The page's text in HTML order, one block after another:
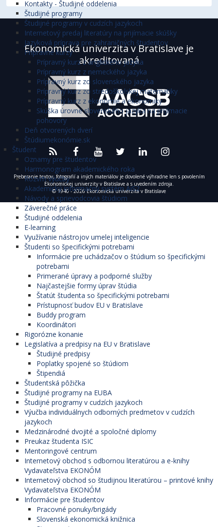
Kontakty - Študijné oddelenia
Študijné programy
Študijné programy v cudzích jazykoch
Internetový predaj literatúry na prijímacie skúšky
Jazyková príprava pre zahraničných študentov
Prípravné kurzy
Prípravný kurz z anglického jazyka
Prípravný kurz z nemeckého jazyka
Prípravný kurz zo slovenského jazyka
Prípravný kurz zo stredoškolskej matematiky
Prípravný kurz z ekonómie a ekonomiky
Skúška úrovne slovenského jazyka na prijímacie
pohovory
Deň otvorených dverí
Štúdiumekonómie.sk
Študent
Oznamy pre študentov
Harmonogram akademického roka
Rozvrh výučby
Akademický informačný systém AiS2
Návody a sprievodcovia štúdiom
Záverečné práce
Študijné oddelenia
E-learning
Využívanie nástrojov umelej inteligencie
Študenti so špecifickými potrebami
Informácie pre uchádzačov o štúdium so špecifickými
potrebami
Primerané úpravy a podporné služby
Najčastejšie formy úprav štúdia
Štatút študenta so špecifickými potrebami
Prístupnosť budov EU v Bratislave
Buddy program
Koordinátori
Rigorózne konanie
Legislatíva a predpisy na EU v Bratislave
Študijné predpisy
Poplatky spojené so štúdiom
Štipendiá
Študentská pôžička
Študijné programy na EUBA
Študijné programy v cudzích jazykoch
Výučba individuálnych odborných predmetov v cudzích
jazykoch
Medzinárodné dvojité a spoločné diplomy
Preukaz študenta ISIC
Mentoringové centrum
Internetový obchod s odbornou literatúrou a e-knihy
Vydavateľstva EKONÓM
Internetový obchod so študijnou literatúrou – printové knihy
Vydavateľstva EKONÓM
Informácie pre študentov
Pracovné ponuky/brigády
Slovenská ekonomická knižnica
Ekonomická univerzita v Bratislave je
akreditovaná
Preberanie textov, fotografií a iných materiálov je dovolené výhradne len s povolením
Ekonomickej univerzity v Bratislave a s uvedením zdroja.
© 1940 - 2026 Ekonomická univerzita v Bratislave